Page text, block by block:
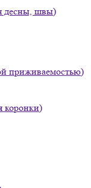
десны, швы)
приживаемостью)
коронки)